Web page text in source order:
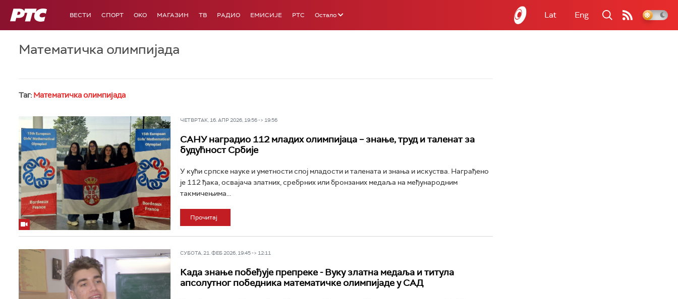
РТС ВЕСТИ СПОРТ OKO МАГАЗИН ТВ РАДИО ЕМИСИЈЕ РТС Остало Lat Eng
Математичка олимпијада
Таг: Математичка олимпијада
ЧЕТВРТАК, 16. АПР 2026, 19:56 -> 19:56
САНУ наградио 112 младих олимпијаца – знање, труд и таленат за
будућност Србије
У кући српске науке и уметности спој младости и талената и знања и искуства. Награђено
је 112 ђака, освајача златних, сребрних или бронзаних медаља на међународним
такмичењима...
Прочитај
СУБОТА, 21. ФЕБ 2026, 19:45 -> 12:11
Када знање побеђује препреке - Вуку златна медаља и титула
апсолутног победника математичке олимпијаде у САД